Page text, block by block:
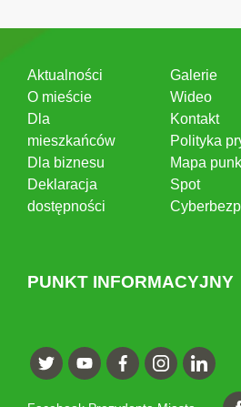
Aktualności
O mieście
Dla
mieszkańców
Dla biznesu
Deklaracja
dostępności
Galerie
Wideo
Kontakt
Polityka
Mapa
Spot
PUNKT INFORMACYJNY